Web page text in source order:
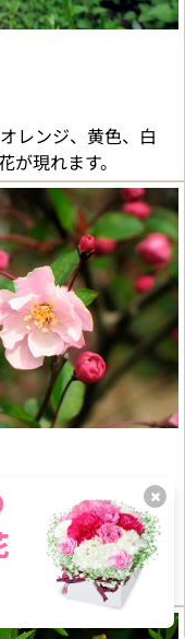
レンジ、黄色、白
が現れます。
から九州まで栽培さ
枝を埋めるようにし
鮮やかです。